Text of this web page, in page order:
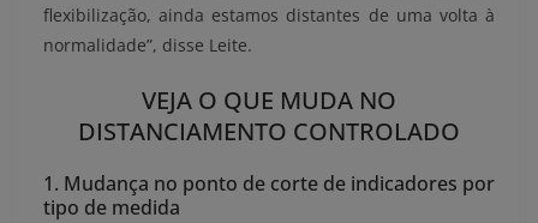
flexibilização, ainda estamos distantes de uma volta à
normalidade”, disse Leite.
VEJA O QUE MUDA NO
DISTANCIAMENTO CONTROLADO
1. Mudança no ponto de corte de indicadores por
tipo de medida